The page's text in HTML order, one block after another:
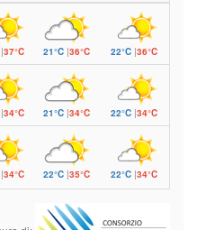
37°C 21°C|36°C 22°C |36°C
34°C 21°C|34°C 22°C |34°C
34°C 22°C|35°C 22°C |34°C